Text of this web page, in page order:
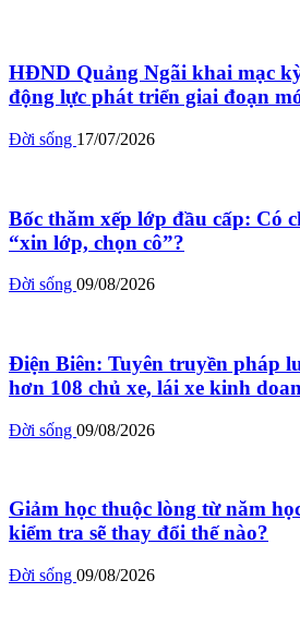
HĐND Quảng Ngãi khai mạc
động lực phát triển giai đoạn
Đời sống 17/07/2026
Bốc thăm xếp lớp đầu cấp: Có
“xin lớp, chọn cô”?
Đời sống 09/08/2026
Điện Biên: Tuyên truyền pháp
hơn 108 chủ xe, lái xe kinh
Đời sống 09/08/2026
Giảm học thuộc lòng từ năm
kiểm tra sẽ thay đổi thế nào?
Đời sống 09/08/2026